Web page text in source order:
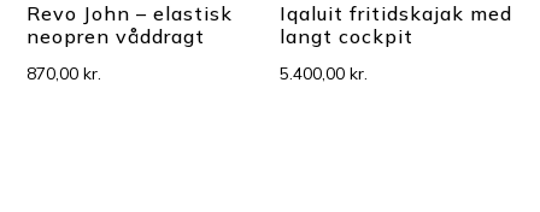
Revo John – elastisk
neopren våddragt
870,00kr.
Iqaluit fritidskajak med
langt cockpit
5.400,00kr.